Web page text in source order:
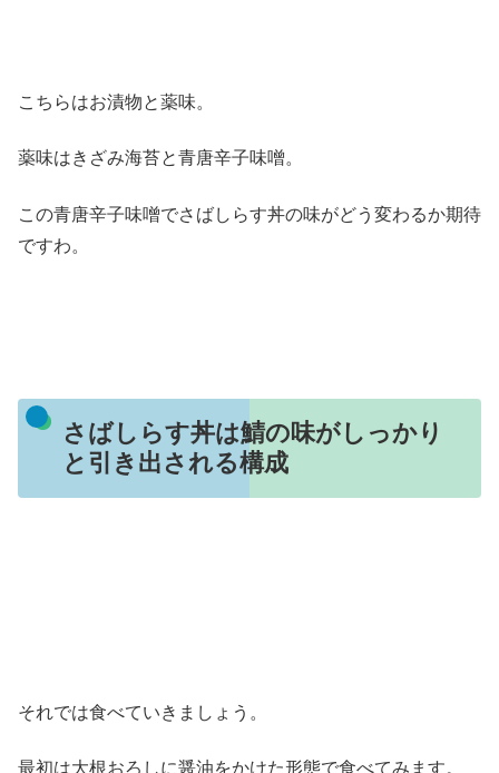
こちらはお漬物と薬味。
薬味はきざみ海苔と青唐辛子味噌。
この青唐辛子味噌でさばしらす丼の味がどう変わるか期待
ですわ。
さばしらす丼は鯖の味がしっかり
と引き出される構成
それでは食べていきましょう。
最初は大根おろしに醤油をかけた形態で食べてみます。